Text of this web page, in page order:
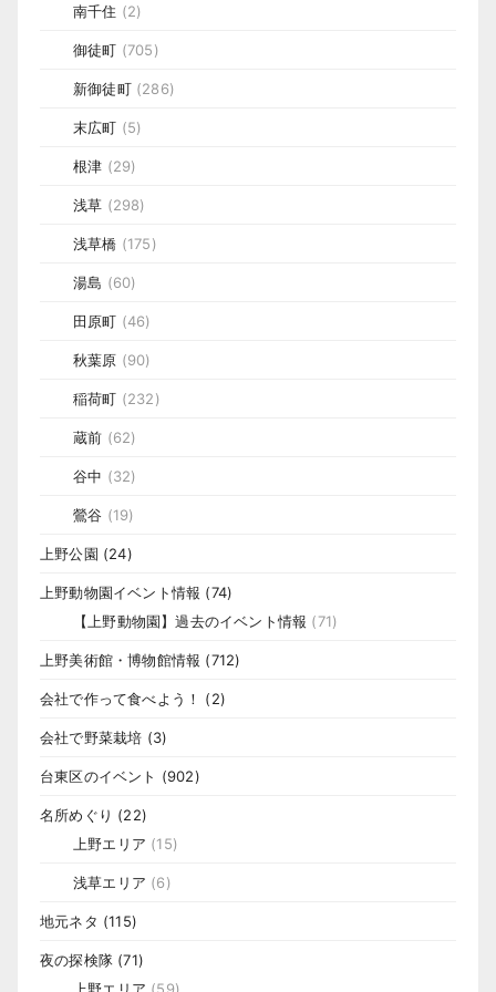
南千住 (2)
御徒町 (705)
新御徒町(286)
末広町 (5)
根津 (29)
浅草 (298)
浅草橋 (175)
湯島 (60)
田原町 (46)
秋葉原 (90)
稲荷町 (232)
蔵前 (62)
谷中 (32)
鶯谷 (19)
上野公園 (24)
上野動物園イベント情報 (74)
【上野動物園】過去のイベント情報 (71)
上野美術館・博物館情報 (712)
会社で作って食べよう！ (2)
会社で野菜栽培 (3)
台東区のイベント (902)
名所めぐり (22)
上野エリア (15)
浅草エリア (6)
地元ネタ (115)
夜の探検隊 (71)
上野エリア (59)